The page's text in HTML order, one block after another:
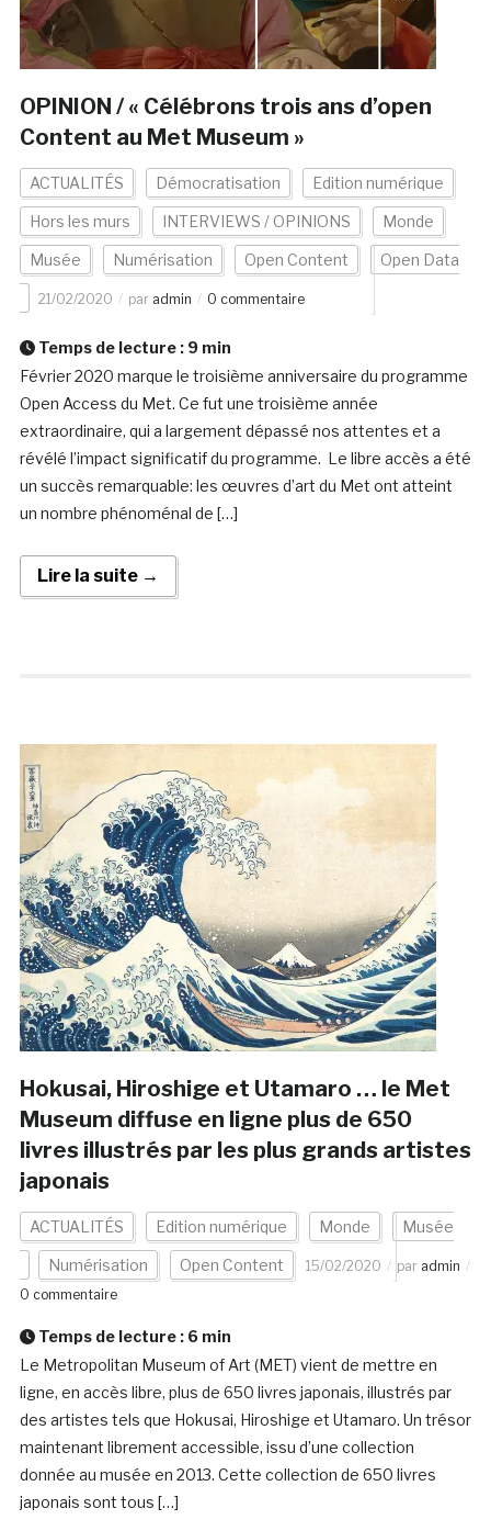
OPINION / « Célébrons trois ans d’open
Content au Met Museum »
ACTUALITÉS Démocratisation Edition numérique
Hors les murs INTERVIEWS / OPINIONS Monde
Musée Numérisation Open Content Open Data
21/02/2020 par admin 0 commentaire
Temps de lecture : 9 min
Février 2020 marque le troisième anniversaire du programme
Open Access du Met. Ce fut une troisième année
extraordinaire, qui a largement dépassé nos attentes et a
révélé l’impact significatif du programme. Le libre accès a été
un succès remarquable: les œuvres d’art du Met ont atteint
un nombre phénoménal de […]
Lire la suite →
Hokusai, Hiroshige et Utamaro … le Met
Museum diffuse en ligne plus de 650
livres illustrés par les plus grands artistes
japonais
ACTUALITÉS Edition numérique Monde Musée
Numérisation Open Content 15/02/2020 par admin
0 commentaire
Temps de lecture : 6 min
Le Metropolitan Museum of Art (MET) vient de mettre en
ligne, en accès libre, plus de 650 livres japonais, illustrés par
des artistes tels que Hokusai, Hiroshige et Utamaro. Un trésor
maintenant librement accessible, issu d’une collection
donnée au musée en 2013. Cette collection de 650 livres
japonais sont tous […]